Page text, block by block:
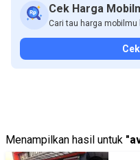
Cek Harga
Cari tau harga mobilmu
Menampilkan hasil untuk "